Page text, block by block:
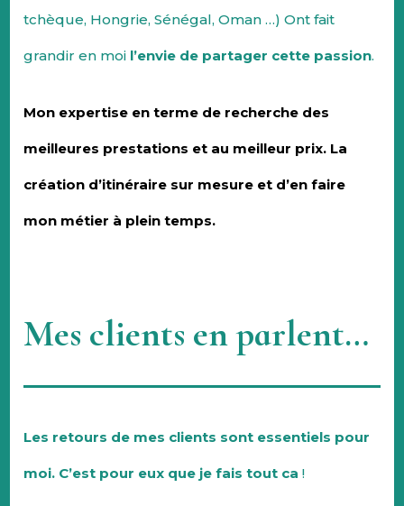
tchèque, Hongrie, Sénégal, Oman …) Ont fait
grandir en moi l’envie de partager cette passion.
Mon expertise en terme de recherche des
meilleures prestations et au meilleur prix. La
création d’itinéraire sur mesure et d’en faire
mon métier à plein temps.
Mes clients en parlent…
Les retours de mes clients sont essentiels pour
moi. C’est pour eux que je fais tout ca !